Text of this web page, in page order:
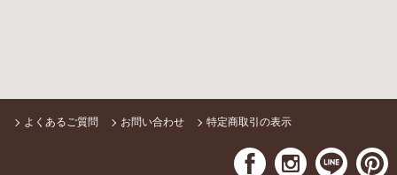
よくあるご質問 お問い合わせ 特定商取引の表示